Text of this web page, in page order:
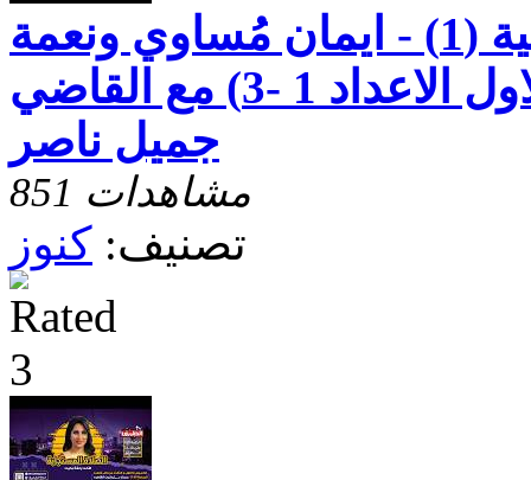
رسالة بطرس الثانية (1) - ايمان مُساوي ونعمة
الهيّة - الاصحاح الاول الاعداد 1 -3) مع القاضي
جميل ناصر
851 مشاهدات
تصنيف: كنوز